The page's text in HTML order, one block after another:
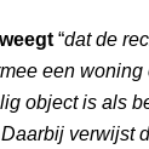
“dat de
een woning
object is als
verwijst